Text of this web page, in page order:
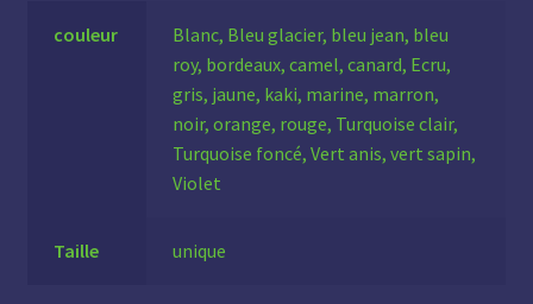
couleur
Blanc, Bleu glacier, bleu jean, bleu
roy, bordeaux, camel, canard, Ecru,
gris, jaune, kaki, marine, marron,
noir, orange, rouge, Turquoise clair,
Turquoise foncé, Vert anis, vert sapin,
Violet
Taille unique